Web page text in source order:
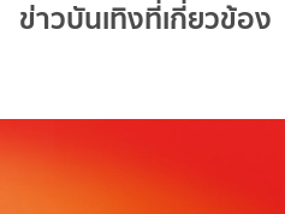
ข่าวบันเทิงที่เกี่ยวข้อง